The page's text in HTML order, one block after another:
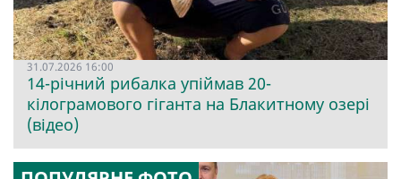
31.07.2026 16:00
14-річний рибалка упіймав 20-
кілограмового гіганта на Блакитному озері
(відео)